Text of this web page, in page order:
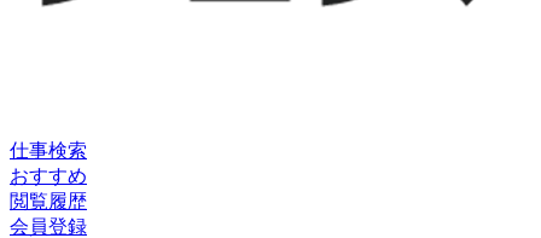
仕事検索
おすすめ
閲覧履歴
会員登録